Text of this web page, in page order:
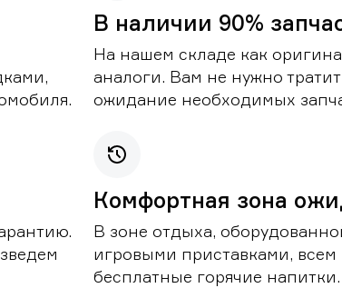
В наличии 90%
На нашем складе как
аналоги. Вам не нужно
ожидание необходимых
Комфортная зона
В зоне отдыха,
игровыми приставками,
бесплатные горячие